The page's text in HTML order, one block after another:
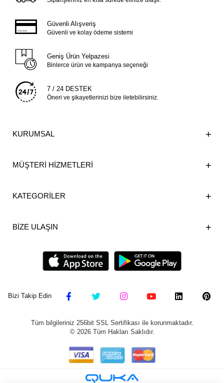
Güvenli Alışveriş
Güvenli ve kolay ödeme sistemi
Geniş Ürün Yelpazesi
Binlerce ürün ve kampanya seçeneği
7 / 24 DESTEK
Öneri ve şikayetlerinizi bize iletebilirsiniz.
KURUMSAL
MÜŞTERİ HİZMETLERİ
KATEGORİLER
BİZE ULAŞIN
Bizi Takip Edin
Tüm bilgileriniz 256bit SSL Sertifikası ile korunmaktadır.
© 2026Tüm Hakları Saklıdır.